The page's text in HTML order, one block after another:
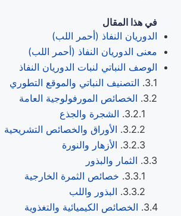
في هذا المقال
الدوريان النفاذ (أحمر اللب)
معنى الدوريان النفاذ (أحمر اللب)
الوصف النباتي لنبات الدوريان النفاذ
التصنيف النباتي والموقع التطوري
الخصائص المورفولوجية العامة
الشجرة والجذع
الأوراق والخصائص التشريحية
الأزهار والنورة
الثمار والبذور
خصائص الثمرة الخارجية
البذور واللب
الخصائص الكيميائية والتغذوية